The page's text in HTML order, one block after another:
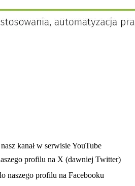
karcie
się w nowej karcie
kanał w serwisie YouTube
profilu na X (dawniej Twitter)
się w nowej karcie
naszego profilu na Facebooku